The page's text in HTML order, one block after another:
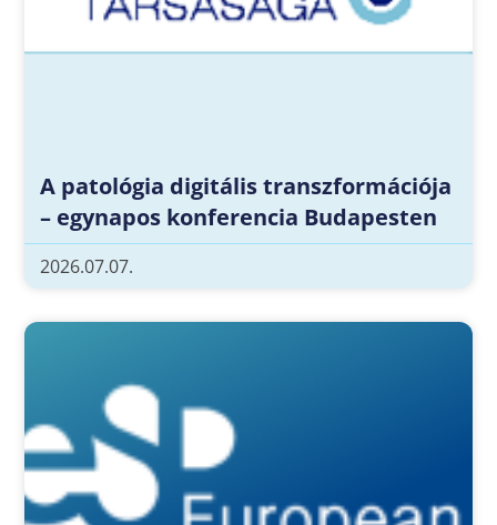
A patológia digitális transzformációja
– egynapos konferencia Budapesten
2026.07.07.